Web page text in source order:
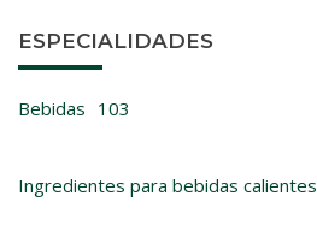
ESPECIALIDADES
Bebidas 103
Ingredientes para bebidas calientes